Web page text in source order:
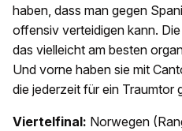
haben, dass man gegen
offensiv verteidigen kann.
das vielleicht am besten
Und vorne haben sie mit
die jederzeit für ein Traumtor
Viertelfinal: Norwegen